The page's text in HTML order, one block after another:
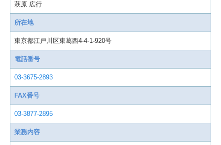
萩原 広行
所在地
東京都江戸川区東葛西4-4-1-920号
電話番号
03-3675-2893
FAX番号
03-3877-2895
業務内容